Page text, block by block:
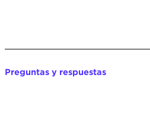
Preguntas y respuestas